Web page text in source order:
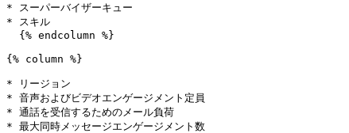
* スーパーバイザーキュー
* スキル
{% column %}
* リージョン
* 音声およびビデオエンゲージメント定員
* 通話を受信するためのメール負荷
* 最大同時メッセージエンゲージメント数